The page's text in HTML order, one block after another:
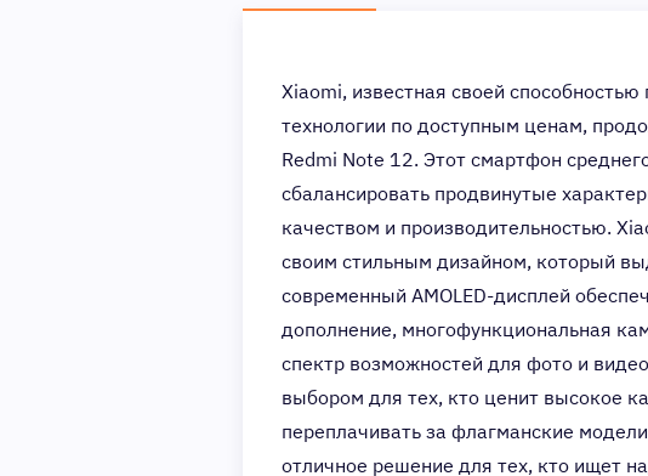
Xiaomi, известная своей
технологии по доступным ценам,
Redmi Note 12. Этот смартфон
сбалансировать продвинутые
качеством и производительностью.
своим стильным дизайном, который
современный AMOLED-дисплей
дополнение, многофункциональная
спектр возможностей для фото и
выбором для тех, кто ценит высокое
переплачивать за флагманские
отличное решение для тех, кто ищет